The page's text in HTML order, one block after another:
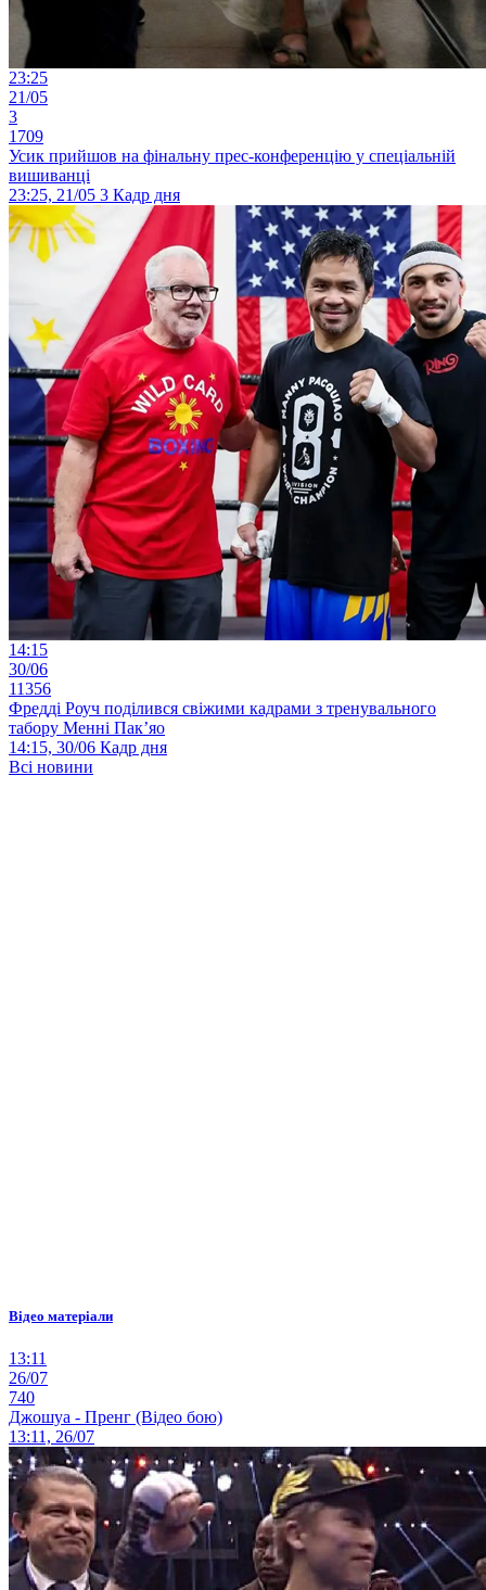
23:25
21/05
3
1709
Усик прийшов на фінальну прес-конференцію у спеціальній
вишиванці
23:25, 21/05 3 Кадр дня
14:15
30/06
11356
Фредді Роуч поділився свіжими кадрами з тренувального
табору Менні Пак’яо
14:15, 30/06 Кадр дня
Всі новини
Відео матеріали
13:11
26/07
740
Джошуа - Пренг (Відео бою)
13:11, 26/07